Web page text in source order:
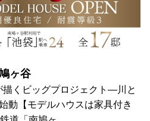
ヶ谷
くビッグプロジェクト―川と
動【モデルハウスは家具付き